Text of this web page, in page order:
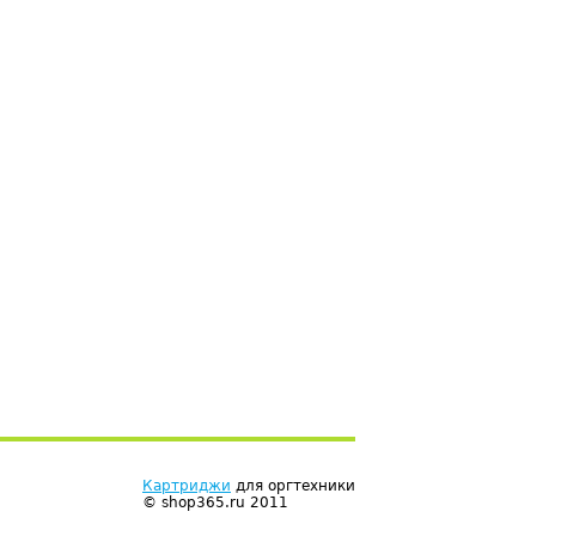
Картриджи для оргтехники
© shop365.ru 2011